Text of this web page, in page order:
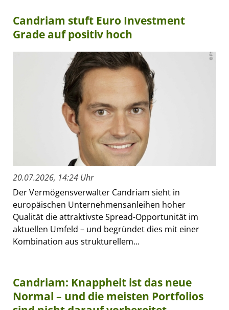
Candriam stuft Euro Investment
Grade auf positiv hoch
20.07.2026, 14:24 Uhr
Der Vermögensverwalter Candriam sieht in
europäischen Unternehmensanleihen hoher
Qualität die attraktivste Spread-Opportunität im
aktuellen Umfeld – und begründet dies mit einer
Kombination aus strukturellem...
Candriam: Knappheit ist das neue
Normal – und die meisten Portfolios